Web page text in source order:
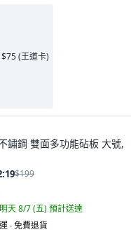
(王道卡)
鏽鋼 雙面多功能砧板 大號,
$199
明天 8/7 (五)預計送達
∙ 免費退貨